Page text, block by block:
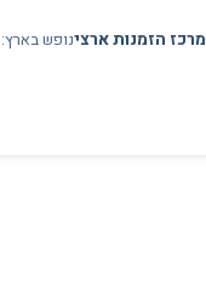
מרכז הזמנות ארצינופש בארץ